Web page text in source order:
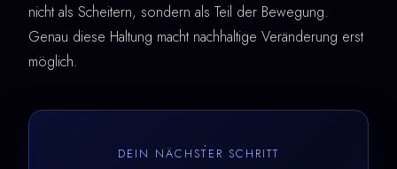
nicht als Scheitern, sondern als Teil der Bewegung.
Genau diese Haltung macht nachhaltige Veränderung erst
möglich.
DEIN NÄCHSTER SCHRITT